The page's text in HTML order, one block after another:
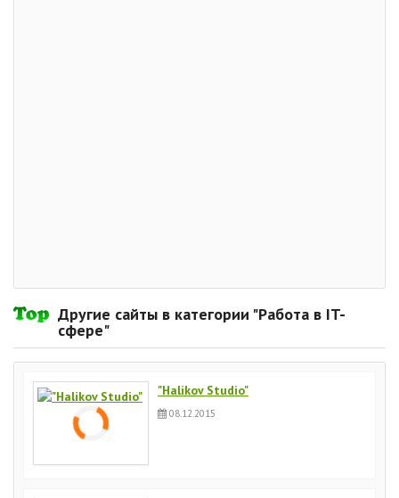
Другие сайты в категории "Работа в IT-
сфере"
"Halikov Studio"
08.12.2015